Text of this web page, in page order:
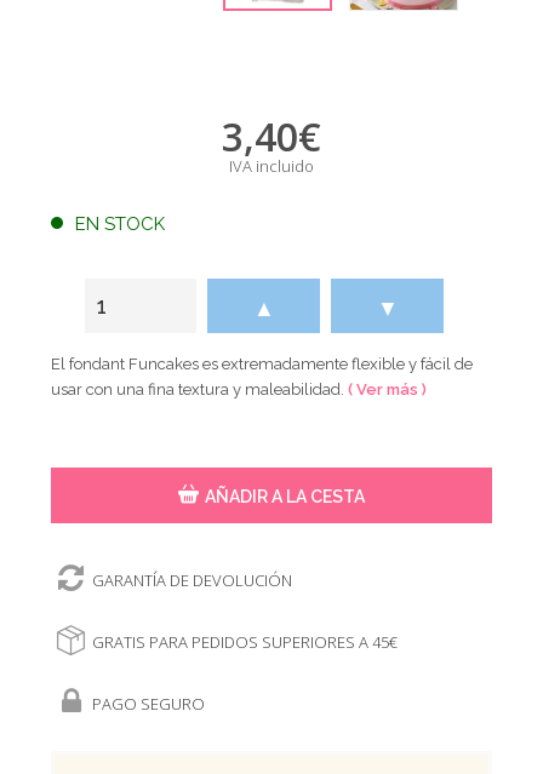
3,40€
IVA incluido
EN STOCK
▲ ▼
El fondant Funcakes es extremadamente flexible y fácil de
usar con una fina textura y maleabilidad.( Ver más )
AÑADIR A LA CESTA
GARANTÍA DE DEVOLUCIÓN
GRATIS PARA PEDIDOS SUPERIORES A 45€
PAGO SEGURO